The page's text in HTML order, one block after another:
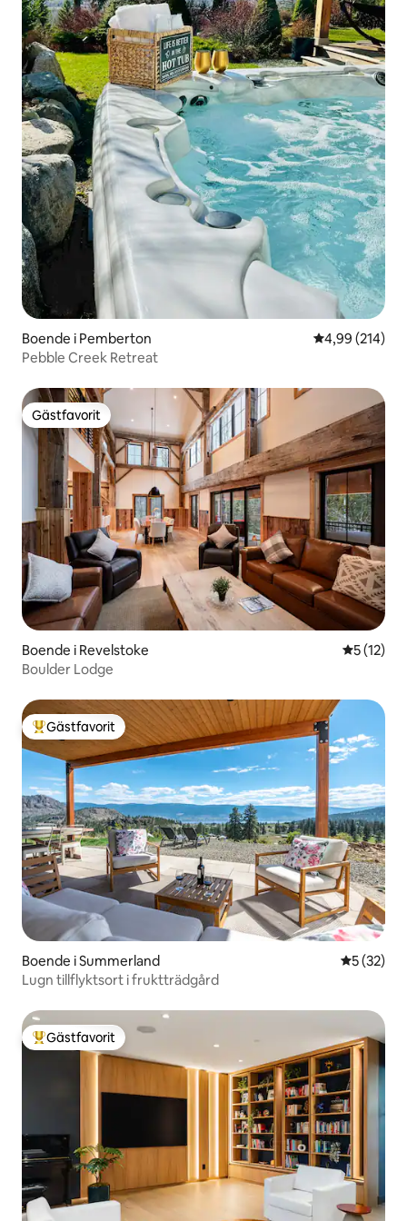
Boende i Pemberton 4,99 av 5 i
4,99 (214)
Pebble Creek Retreat
Gästfavorit
Gästfavorit
Boende i Revelstoke 5 av 5 i
5 (12)
Boulder Lodge
Populär gästfavorit
Gästfavorit
Boende i Summerland 5 av 5 i
5 (32)
Lugn tillflyktsort i fruktträdgård
Populär gästfavorit
Gästfavorit